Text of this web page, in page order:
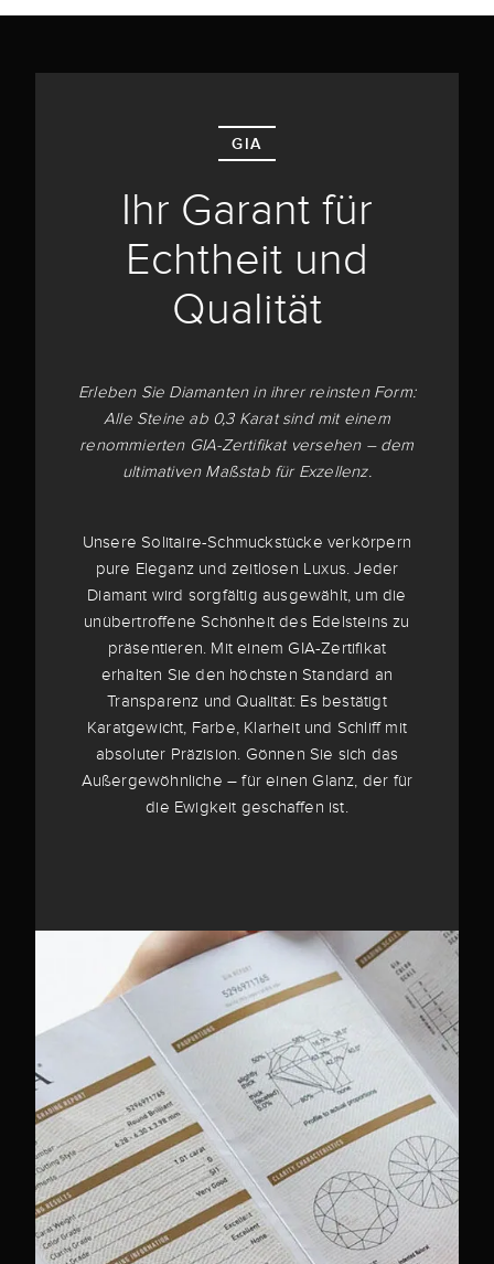
GIA
Ihr Garant für
Echtheit und
Qualität
Erleben Sie Diamanten in ihrer reinsten Form:
Alle Steine ab 0,3 Karat sind mit einem
renommierten GIA-Zertifikat versehen – dem
ultimativen Maßstab für Exzellenz.
Unsere Solitaire-Schmuckstücke verkörpern
pure Eleganz und zeitlosen Luxus. Jeder
Diamant wird sorgfältig ausgewählt, um die
unübertroffene Schönheit des Edelsteins zu
präsentieren. Mit einem GIA-Zertifikat
erhalten Sie den höchsten Standard an
Transparenz und Qualität: Es bestätigt
Karatgewicht, Farbe, Klarheit und Schliff mit
absoluter Präzision. Gönnen Sie sich das
Außergewöhnliche – für einen Glanz, der für
die Ewigkeit geschaffen ist.